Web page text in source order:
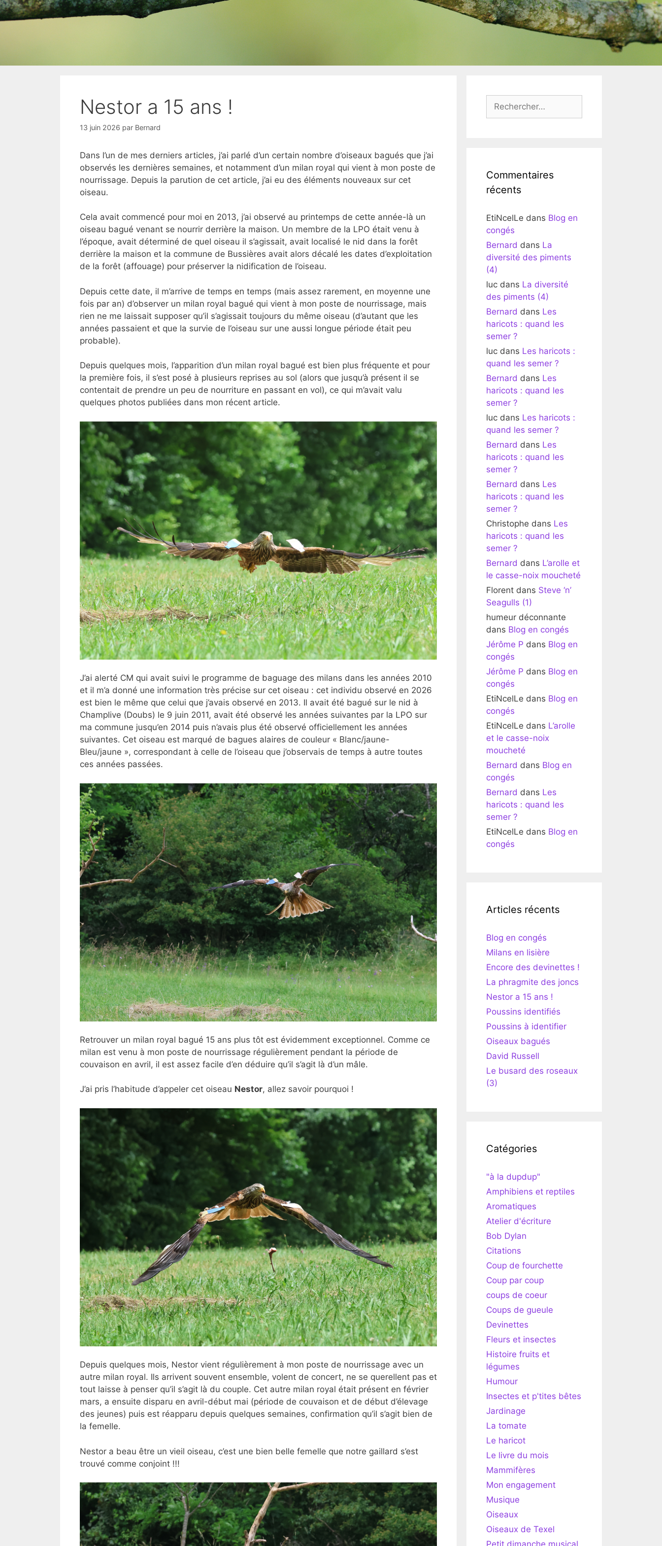
Nestor a 15 ans !
13 juin 2026 par Bernard
Dans l’un de mes derniers articles, j’ai parlé d’un certain nombre d’oiseaux bagués que j’ai
observés les dernières semaines, et notamment d’un milan royal qui vient à mon poste de
nourrissage. Depuis la parution de cet article, j’ai eu des éléments nouveaux sur cet
oiseau.
Cela avait commencé pour moi en 2013, j’ai observé au printemps de cette année-là un
oiseau bagué venant se nourrir derrière la maison. Un membre de la LPO était venu à
l’époque, avait déterminé de quel oiseau il s’agissait, avait localisé le nid dans la forêt
derrière la maison et la commune de Bussières avait alors décalé les dates d’exploitation
de la forêt (affouage) pour préserver la nidification de l’oiseau.
Depuis cette date, il m’arrive de temps en temps (mais assez rarement, en moyenne une
fois par an) d’observer un milan royal bagué qui vient à mon poste de nourrissage, mais
rien ne me laissait supposer qu’il s’agissait toujours du même oiseau (d’autant que les
années passaient et que la survie de l’oiseau sur une aussi longue période était peu
probable).
Depuis quelques mois, l’apparition d’un milan royal bagué est bien plus fréquente et pour
la première fois, il s’est posé à plusieurs reprises au sol (alors que jusqu’à présent il se
contentait de prendre un peu de nourriture en passant en vol), ce qui m’avait valu
quelques photos publiées dans mon récent article.
J’ai alerté CM qui avait suivi le programme de baguage des milans dans les années 2010
et il m’a donné une information très précise sur cet oiseau : cet individu observé en 2026
est bien le même que celui que j’avais observé en 2013. Il avait été bagué sur le nid à
Champlive (Doubs) le 9 juin 2011, avait été observé les années suivantes par la LPO sur
ma commune jusqu’en 2014 puis n’avais plus été observé officiellement les années
suivantes. Cet oiseau est marqué de bagues alaires de couleur « Blanc/jaune-
Bleu/jaune », correspondant à celle de l’oiseau que j’observais de temps à autre toutes
ces années passées.
Retrouver un milan royal bagué 15 ans plus tôt est évidemment exceptionnel. Comme ce
milan est venu à mon poste de nourrissage régulièrement pendant la période de
couvaison en avril, il est assez facile d’en déduire qu’il s’agit là d’un mâle.
J’ai pris l’habitude d’appeler cet oiseau Nestor, allez savoir pourquoi !
Depuis quelques mois, Nestor vient régulièrement à mon poste de nourrissage avec un
autre milan royal. Ils arrivent souvent ensemble, volent de concert, ne se querellent pas et
tout laisse à penser qu’il s’agit là du couple. Cet autre milan royal était présent en février
mars, a ensuite disparu en avril-début mai (période de couvaison et de début d’élevage
des jeunes) puis est réapparu depuis quelques semaines, confirmation qu’il s’agit bien de
la femelle.
Nestor a beau être un vieil oiseau, c’est une bien belle femelle que notre gaillard s’est
trouvé comme conjoint !!!
Commentaires
récents
EtiNcelLe dans Blog en
congés
Bernard dans La
diversité des piments
(4)
luc dans La diversité
des piments (4)
Bernard dans Les
haricots : quand les
semer ?
luc dans Les haricots :
quand les semer ?
Bernard dans Les
haricots : quand les
semer ?
luc dans Les haricots :
quand les semer ?
Bernard dans Les
haricots : quand les
semer ?
Bernard dans Les
haricots : quand les
semer ?
Christophe dans Les
haricots : quand les
semer ?
Bernard dans L’arolle et
le casse-noix moucheté
Florent dans Steve ‘n’
Seagulls (1)
humeur déconnante
dans Blog en congés
Jérôme P dans Blog en
congés
Jérôme P dans Blog en
congés
EtiNcelLe dans Blog en
congés
EtiNcelLe dans L’arolle
et le casse-noix
moucheté
Bernard dans Blog en
congés
Bernard dans Les
haricots : quand les
semer ?
EtiNcelLe dans Blog en
congés
Articles récents
Blog en congés
Milans en lisière
Encore des devinettes !
La phragmite des joncs
Nestor a 15 ans !
Poussins identifiés
Poussins à identifier
Oiseaux bagués
David Russell
Le busard des roseaux
(3)
Catégories
"à la dupdup"
Amphibiens et reptiles
Aromatiques
Atelier d'écriture
Bob Dylan
Citations
Coup de fourchette
Coup par coup
coups de coeur
Coups de gueule
Devinettes
Fleurs et insectes
Histoire fruits et
légumes
Humour
Insectes et p'tites bêtes
Jardinage
La tomate
Le haricot
Le livre du mois
Mammifères
Mon engagement
Musique
Oiseaux
Oiseaux de Texel
Petit dimanche musical